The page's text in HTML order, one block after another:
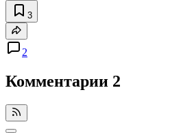
3
2
Комментарии 2